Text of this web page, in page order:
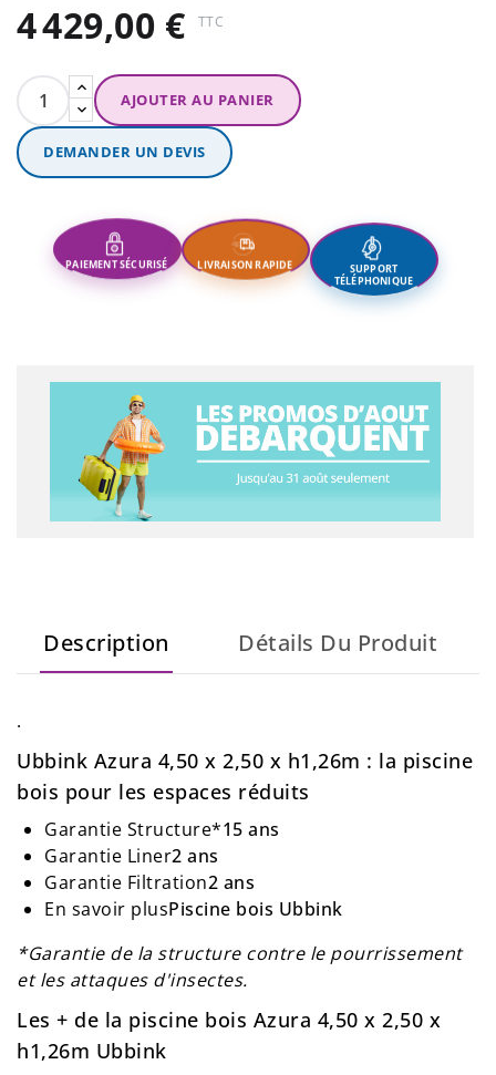
4 429,00 € TTC
AJOUTER AU PANIER
DEMANDER UN DEVIS
PAIEMENT SÉCURISÉ LIVRAISON RAPIDE
SUPPORT
TÉLÉPHONIQUE
Description Détails Du Produit
.
Ubbink Azura 4,50 x 2,50 x h1,26m : la piscine
bois pour les espaces réduits
Garantie Structure*15 ans
Garantie Liner2 ans
Garantie Filtration2 ans
En savoir plusPiscine bois Ubbink
*Garantie de la structure contre le pourrissement
et les attaques d'insectes.
Les + de la piscine bois Azura 4,50 x 2,50 x
h1,26m Ubbink